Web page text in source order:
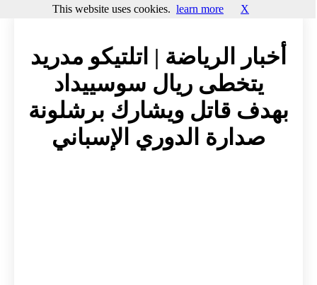
أخبار الرياضة | اتلتيكو مدريد
يتخطى ريال سوسييداد
بهدف قاتل ويشارك برشلونة
صدارة الدوري الإسباني
This website uses cookies. learn more X